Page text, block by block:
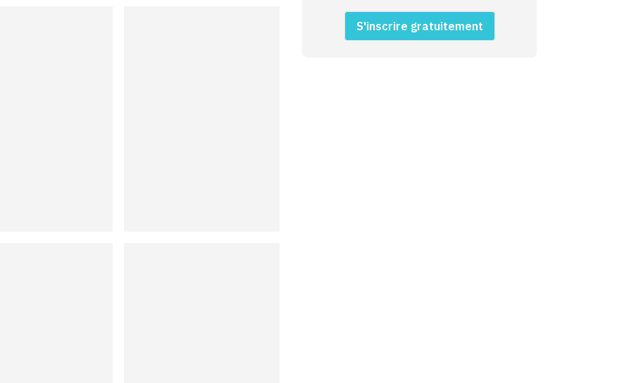
S'inscrire gratuitement